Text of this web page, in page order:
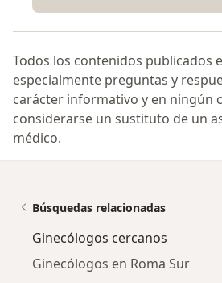
Todos los contenidos publicados
especialmente preguntas y
carácter informativo y en ningún
considerarse un sustituto de un
médico.
Búsquedas relacionadas
Ginecólogos cercanos
Ginecólogos en Roma Sur